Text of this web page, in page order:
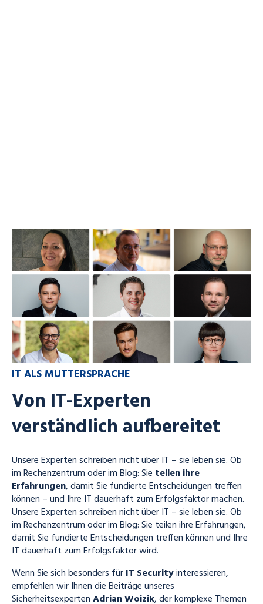
IT ALS MUTTERSPRACHE
Von IT-Experten
verständlich aufbereitet
Unsere Experten schreiben nicht über IT – sie leben sie. Ob
im Rechenzentrum oder im Blog: Sie teilen ihre
Erfahrungen, damit Sie fundierte Entscheidungen treffen
können – und Ihre IT dauerhaft zum Erfolgsfaktor machen.
Unsere Experten schreiben nicht über IT – sie leben sie. Ob
im Rechenzentrum oder im Blog: Sie teilen ihre Erfahrungen,
damit Sie fundierte Entscheidungen treffen können und Ihre
IT dauerhaft zum Erfolgsfaktor wird.
Wenn Sie sich besonders fürIT Securityinteressieren,
empfehlen wir Ihnen die Beiträge unseres
SicherheitsexpertenAdrian Woizik, der komplexe Themen